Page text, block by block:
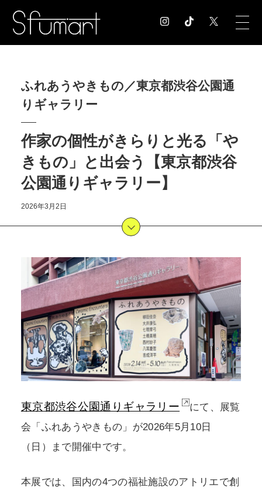
COLUMN コラム記事
EXHIBITION
MUSEUM 美術館情報
NEWS お知らせ
CONTACT
POLICY COMPANY
ふれあうやきもの／東京都渋谷公園通
りギャラリー
作家の個性がきらりと光る「や
きもの」と出会う【東京都渋谷
公園通りギャラリー】
2026年3月2日
東京都渋谷公園通りギャラリー
にて、展覧
会「ふれあうやきもの」が2026年5月10日
（日）まで開催中です。
本展では、国内の4つの福祉施設のアトリエで創